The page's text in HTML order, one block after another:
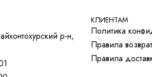
р-н,
КЛИЕНТАМ
Политика
Правила
Правила